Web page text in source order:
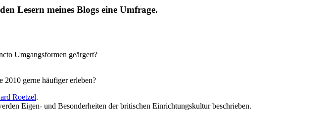
Lesern meines Blogs eine Umfrage.
Umgangsformen geärgert?
2010 gerne häufiger erleben?
Roetzel.
Eigen- und Besonderheiten der britischen Einrichtungskultur beschrieben.